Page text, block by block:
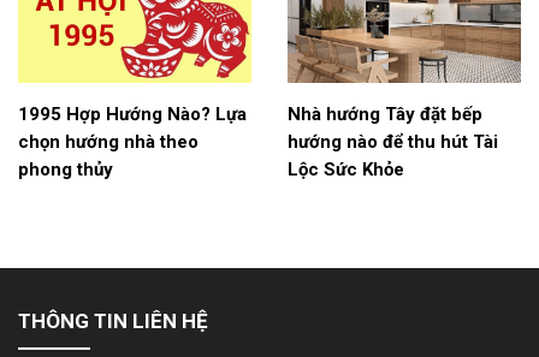
1995 Hợp Hướng Nào? Lựa
chọn hướng nhà theo
phong thủy
Nhà hướng Tây đặt bếp
hướng nào để thu hút Tài
Lộc Sức Khỏe
THÔNG TIN LIÊN HỆ